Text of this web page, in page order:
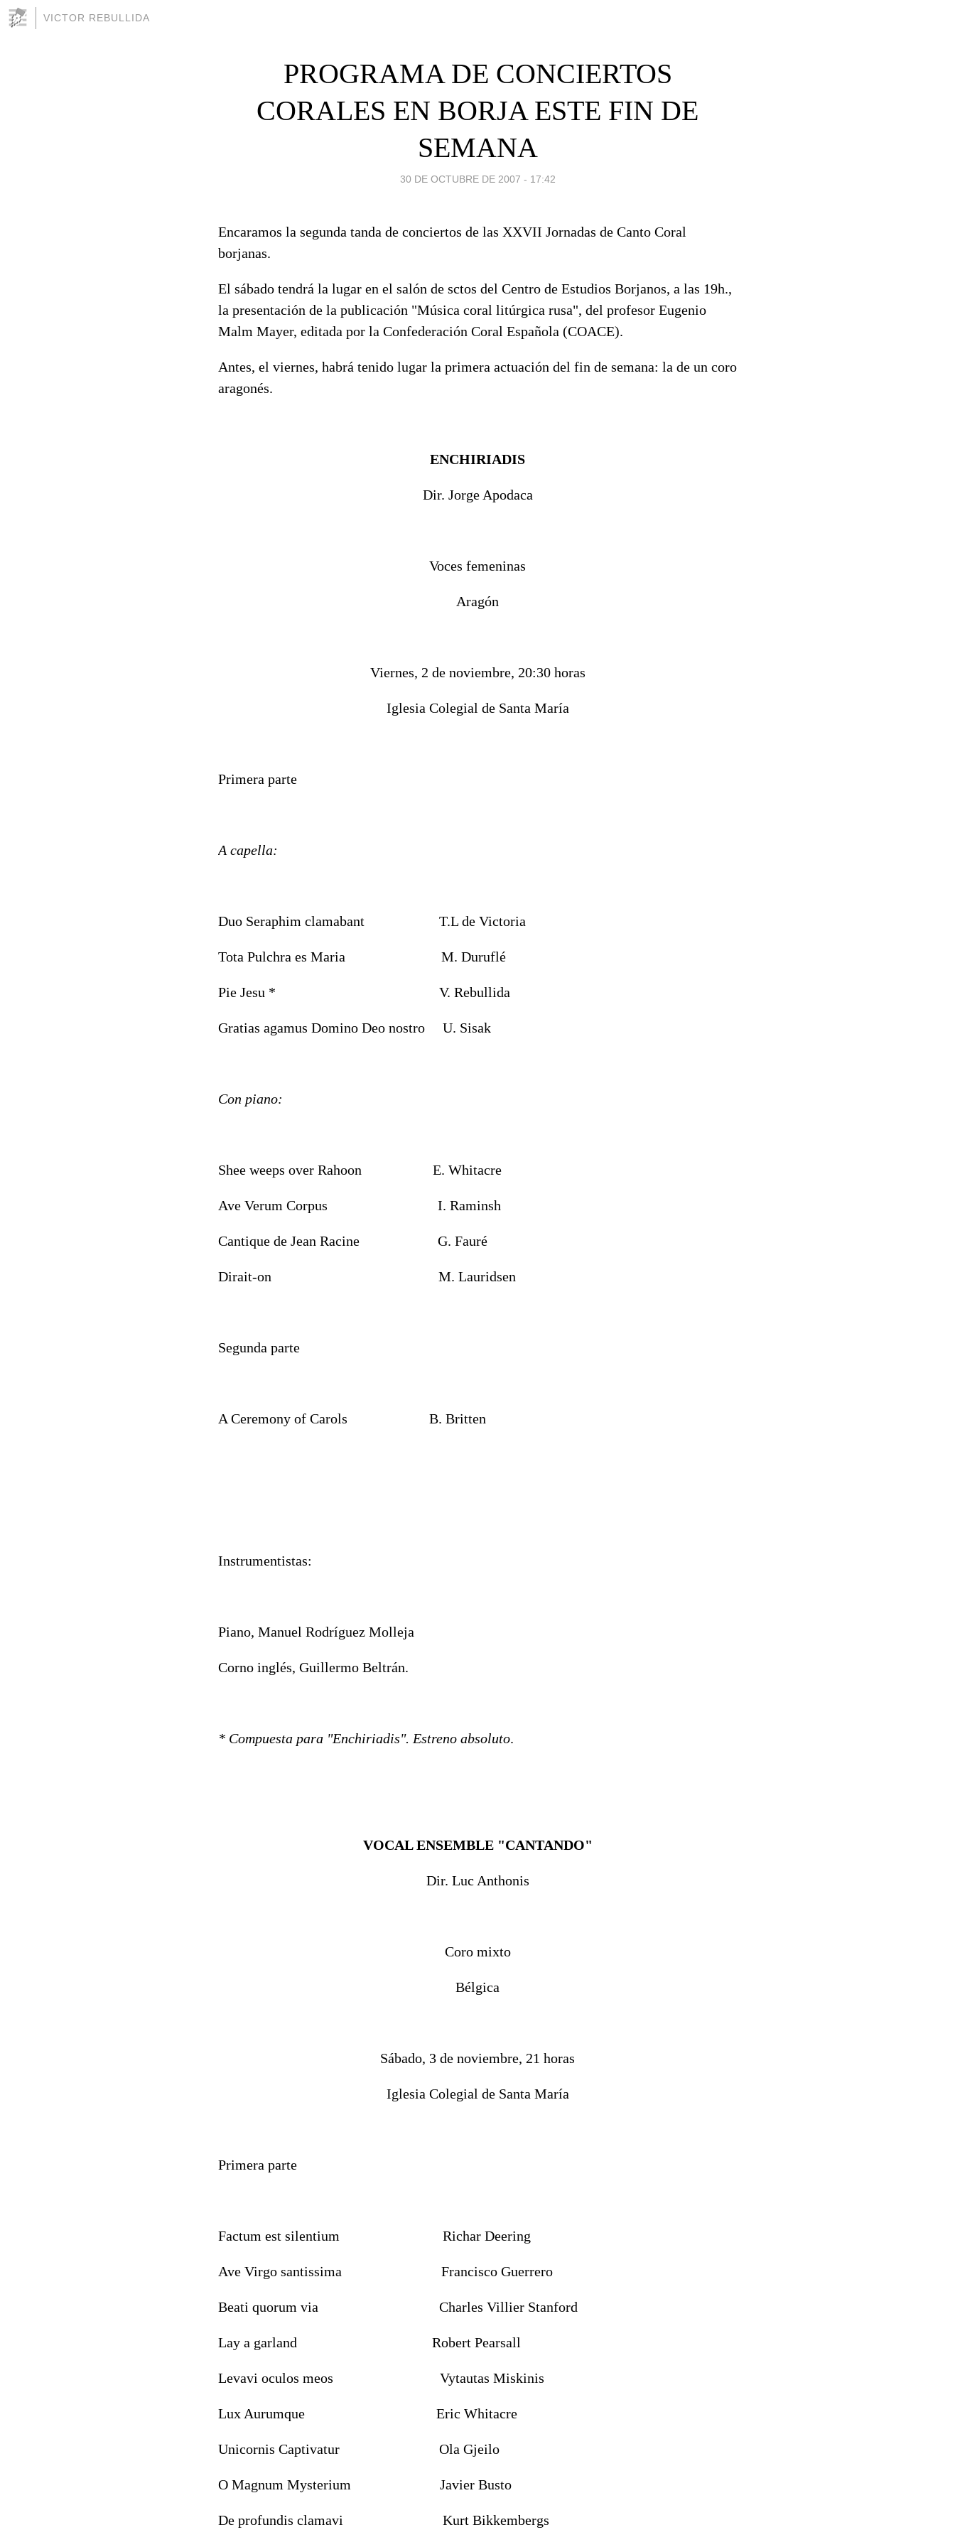
VICTOR REBULLIDA
PROGRAMA DE CONCIERTOS
CORALES EN BORJA ESTE FIN DE
SEMANA
30 DE OCTUBRE DE 2007 - 17:42
Encaramos la segunda tanda de conciertos de las XXVII Jornadas de Canto Coral
borjanas.
El sábado tendrá la lugar en el salón de sctos del Centro de Estudios Borjanos, a las 19h.,
la presentación de la publicación "Música coral litúrgica rusa", del profesor Eugenio
Malm Mayer, editada por la Confederación Coral Española (COACE).
Antes, el viernes, habrá tenido lugar la primera actuación del fin de semana: la de un coro
aragonés.
ENCHIRIADIS
Dir. Jorge Apodaca
Voces femeninas
Aragón
Viernes, 2 de noviembre, 20:30 horas
Iglesia Colegial de Santa María
Primera parte
A capella:
Duo Seraphim clamabant T.L de Victoria
Tota Pulchra es Maria M. Duruflé
Pie Jesu * V. Rebullida
Gratias agamus Domino Deo nostro U. Sisak
Con piano:
Shee weeps over Rahoon E. Whitacre
Ave Verum Corpus I. Raminsh
Cantique de Jean Racine G. Fauré
Dirait-on M. Lauridsen
Segunda parte
A Ceremony of Carols B. Britten
Instrumentistas:
Piano, Manuel Rodríguez Molleja
Corno inglés, Guillermo Beltrán.
* Compuesta para "Enchiriadis". Estreno absoluto.
VOCAL ENSEMBLE "CANTANDO"
Dir. Luc Anthonis
Coro mixto
Bélgica
Sábado, 3 de noviembre, 21 horas
Iglesia Colegial de Santa María
Primera parte
Factum est silentium Richar Deering
Ave Virgo santissima Francisco Guerrero
Beati quorum via Charles Villier Stanford
Lay a garland Robert Pearsall
Levavi oculos meos Vytautas Miskinis
Lux Aurumque Eric Whitacre
Unicornis Captivatur Ola Gjeilo
O Magnum Mysterium Javier Busto
De profundis clamavi Kurt Bikkembergs